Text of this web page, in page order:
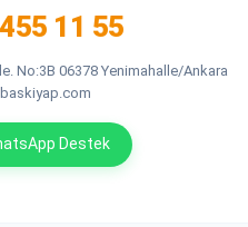
11 55
No:3B 06378 Yenimahalle/Ankara
Destek